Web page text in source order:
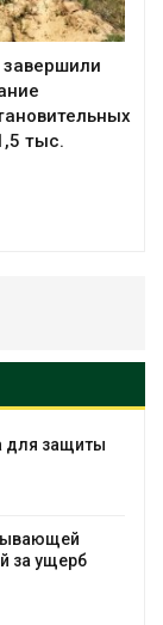
завершили
тыс.
для защиты
за ущерб